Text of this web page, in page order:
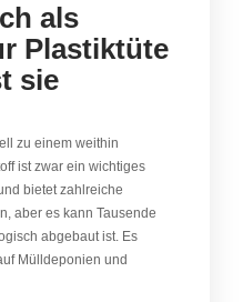
als
Plastiktüte
sie
zu einem weithin
ist zwar ein wichtiges
bietet zahlreiche
aber es kann Tausende
abgebaut ist. Es
Mülldeponien und